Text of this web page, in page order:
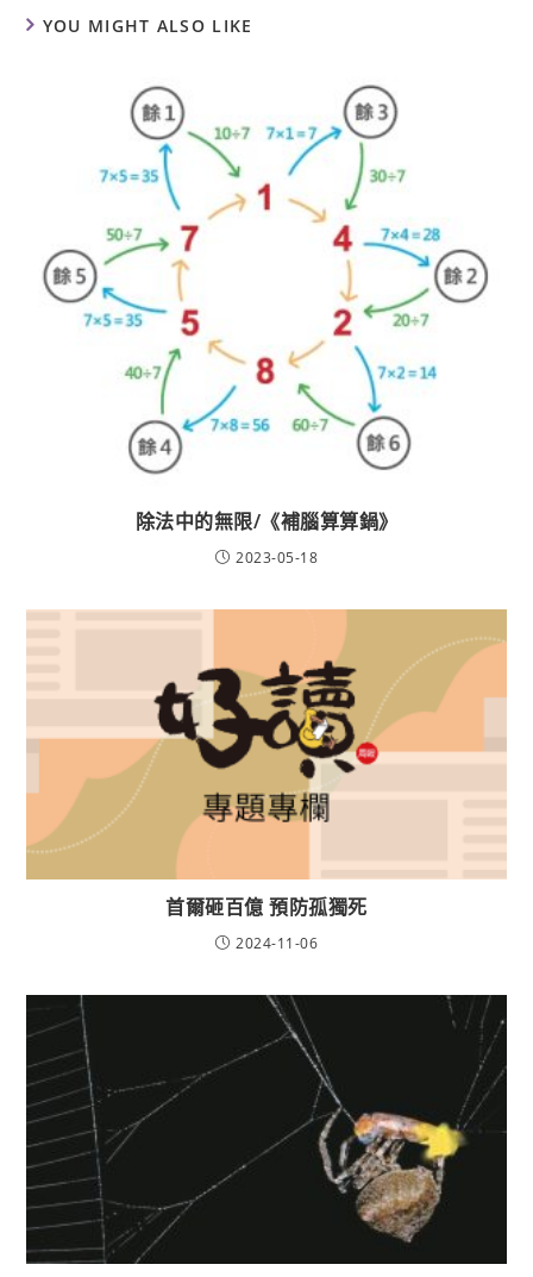
YOU MIGHT ALSO LIKE
除法中的無限/《補腦算算鍋》
2023-05-18
首爾砸百億 預防孤獨死
2024-11-06